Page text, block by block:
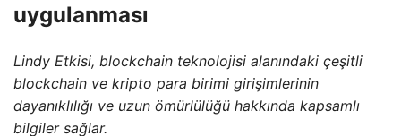
uygulanması
Lindy Etkisi, blockchain teknolojisi alanındaki çeşitli
blockchain ve kripto para birimi girişimlerinin
dayanıklılığı ve uzun ömürlülüğü hakkında kapsamlı
bilgiler sağlar.